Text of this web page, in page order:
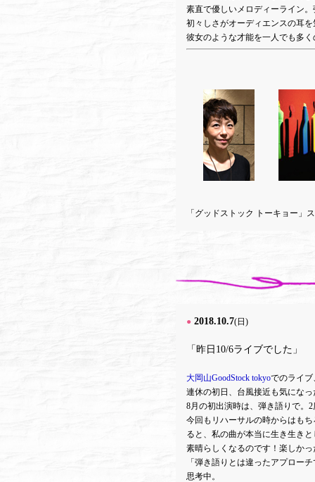
素直で優しいメロディーライン
初々しさがオーディエンスの耳
彼女のような才能を一人でも多
「グッドストック トーキョー」
● 2018.10.7(日)
「昨日10/6ライブでした」
大岡山GoodStock tokyoでのライ
連休の初日、台風接近も気にな
8月の初出演時は、弾き語りで。
今回もリハーサルの時からはも
ると、私の曲が本当に生き生き
素晴らしくなるのです！楽しかっ
「弾き語りとは違ったアプロー
思考中。